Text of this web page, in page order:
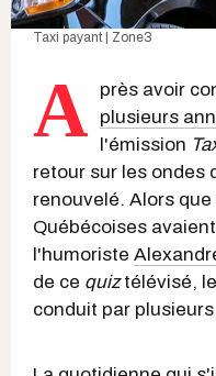
Taxi payant | Zone3
A près avoir
plusieurs
l'émission
retour sur les ondes
renouvelé. Alors
Québécoises
l'humoriste
de ce quiztélévisé,
conduit par